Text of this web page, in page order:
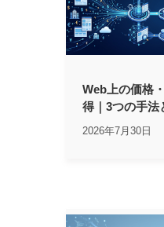
Web上の価格
得｜3つの手法
2026年7月30日